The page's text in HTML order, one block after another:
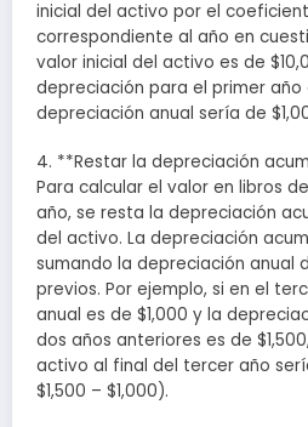
inicial del activo por el
correspondiente al año en
valor inicial del activo es de
depreciación para el primer año
depreciación anual sería de
4. **Restar la depreciación
Para calcular el valor en libros
año, se resta la depreciación
del activo. La depreciación
sumando la depreciación anual
previos. Por ejemplo, si en el
anual es de $1,000 y la
dos años anteriores es de
activo al final del tercer año
$1,500 – $1,000).